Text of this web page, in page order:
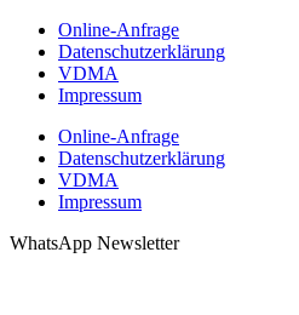
Online-Anfrage
Datenschutzerklärung
VDMA
Impressum
Online-Anfrage
Datenschutzerklärung
VDMA
Impressum
WhatsApp Newsletter